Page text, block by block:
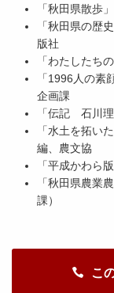
「秋田県散歩
「秋田県の歴
版社
「わたしたち
「1996人の
企画課
「伝記 石川
「水土を拓い
編、農文協
「平成かわら
「秋田県農業
課）
こ